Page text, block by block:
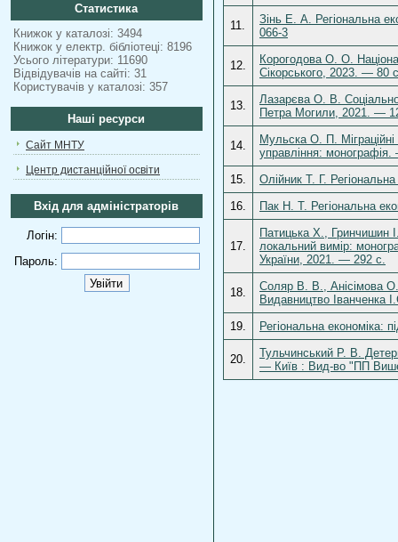
Статистика
Книжок у каталозі: 3494
Книжок у електр. бібліотеці: 8196
Усього літератури: 11690
Відвідувачів на сайті: 31
Користувачів у каталозі: 357
Наші ресурси
Сайт МНТУ
Центр дистанційної освіти
Вхід для адміністраторів
Логін:
Пароль:
11.
Зінь Е. А. Регіональна
066-3
12.
Корогодова О. О.
Сікорського, 2023. — 80
13.
Лазарєва О. В.
Петра Могили, 2021. —
14.
Мульска О. П. Міграційні
управління:
15.
Олійник Т. Г.
16.
Пак Н. Т. Регіональна
17.
Патицька Х., Гринчишин
локальний вимір:
України, 2021. — 292 с.
18.
Соляр В. В., Анісімова О.
Видавництво
19.
Регіональна
20.
Тульчинський Р. В.
— Київ : Вид-во "ПП